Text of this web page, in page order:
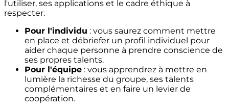
l'utiliser, ses applications et le cadre éthique à
respecter.
Pour l'individu : vous saurez comment mettre
en place et débriefer un profil individuel pour
aider chaque personne à prendre conscience de
ses propres talents.
Pour l'équipe : vous apprendrez à mettre en
lumière la richesse du groupe, ses talents
complémentaires et en faire un levier de
coopération.